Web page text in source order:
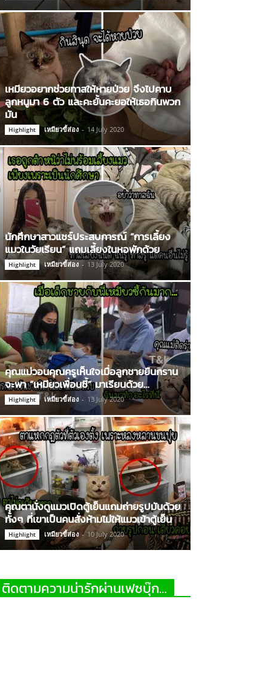
เหมียวอยากช่วยทาสให้หายป่วย จึงไปคาบ
ลูกหนูมา 6 ตัว และคะยั้นคะยอให้เธอกินพวก
มัน
Highlight เหมียวขี้ส่อง - 14 July 2020
นักศึกษาสาวแชร์ประสบการณ์ “การเลี้ยง
แมวในวัยเรียน” แถมเลี้ยงในหอพักด้วย
Highlight เหมียวขี้ส่อง - 13 July 2020
คุณแม่วอนคุณครูเห็นใจเมื่อลูกชายยืนกราน
จะพา “เหมียวเพื่อนซี้” มาเรียนด้วย…
Highlight เหมียวขี้ส่อง - 13 July 2020
คุณตานั่งดูแมวเปิดตู้เย็นแถมถ่ายรูปมันด้วย
ทั้งๆ ที่เขาเป็นคนสั่งห้ามไม่ให้แมวเข้าตู้เย็น
Highlight เหมียวขี้ส่อง - 10 July 2020
ติดตามความน่ารักผ่านเฟซบุ๊ก…